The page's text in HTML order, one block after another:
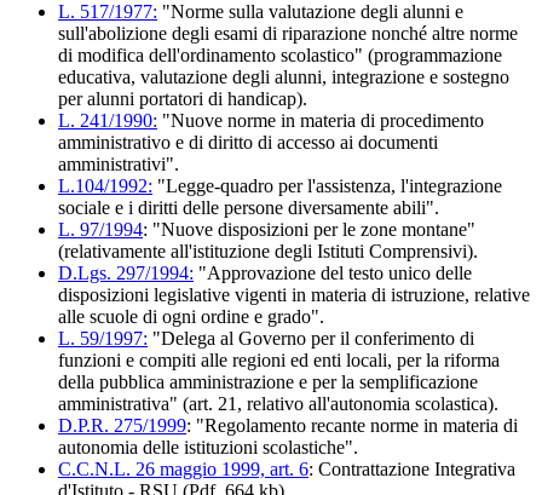
L. 517/1977: "Norme sulla valutazione degli alunni e
sull'abolizione degli esami di riparazione nonché altre norme
di modifica dell'ordinamento scolastico" (programmazione
educativa, valutazione degli alunni, integrazione e sostegno
per alunni portatori di handicap).
L. 241/1990: "Nuove norme in materia di procedimento
amministrativo e di diritto di accesso ai documenti
amministrativi".
L.104/1992: "Legge-quadro per l'assistenza, l'integrazione
sociale e i diritti delle persone diversamente abili".
L. 97/1994: "Nuove disposizioni per le zone montane"
(relativamente all'istituzione degli Istituti Comprensivi).
D.Lgs. 297/1994: "Approvazione del testo unico delle
disposizioni legislative vigenti in materia di istruzione, relative
alle scuole di ogni ordine e grado".
L. 59/1997: "Delega al Governo per il conferimento di
funzioni e compiti alle regioni ed enti locali, per la riforma
della pubblica amministrazione e per la semplificazione
amministrativa" (art. 21, relativo all'autonomia scolastica).
D.P.R. 275/1999: "Regolamento recante norme in materia di
autonomia delle istituzioni scolastiche".
C.C.N.L. 26 maggio 1999, art. 6: Contrattazione Integrativa
d'Istituto - RSU (Pdf, 664 kb).